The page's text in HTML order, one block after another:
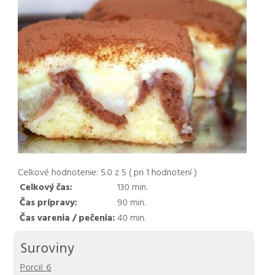
Celkové hodnotenie: 5.0 z 5 ( pri1 hodnotení )
Celkový čas:
130 min.
Čas prípravy:
90 min.
Čas varenia / pečenia: 40 min.
Suroviny
Porcií: 6